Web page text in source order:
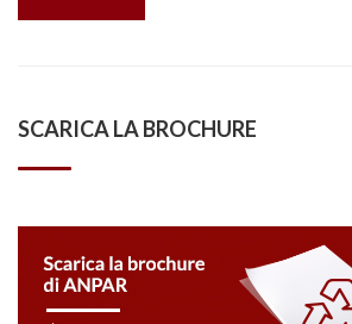
SCARICA LA BROCHURE